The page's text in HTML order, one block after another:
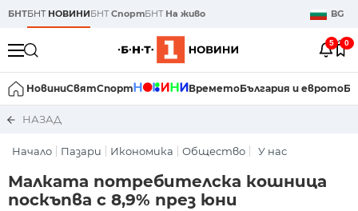
БНТБНТ НОВИНИБНТСпортБНТ На живо BG
5 0
НовиниСвятСпорт ВреметоБългария и еврото
НАЗАД
Начало Пазари Икономика Общество У нас
Малката потребителска кошница
поскъпва с 8,9% през юни